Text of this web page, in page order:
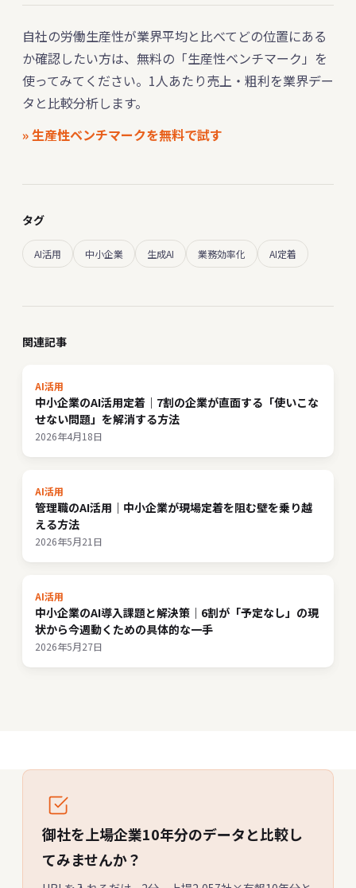
自社の労働生産性が業界平均と比べてどの位置にある
か確認したい方は、無料の「生産性ベンチマーク」を
使ってみてください。1人あたり売上・粗利を業界デー
タと比較分析します。
» 生産性ベンチマークを無料で試す
タグ
AI活用 中小企業 生成AI 業務効率化 AI定着
関連記事
AI活用
中小企業のAI活用定着｜7割の企業が直面する「使いこな
せない問題」を解消する方法
2026年4月18日
AI活用
管理職のAI活用｜中小企業が現場定着を阻む壁を乗り越
える方法
2026年5月21日
AI活用
中小企業のAI導入課題と解決策｜6割が「予定なし」の現
状から今週動くための具体的な一手
2026年5月27日
御社を上場企業10年分のデータと比較し
てみませんか？